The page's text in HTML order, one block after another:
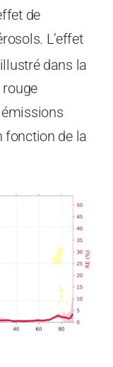
de
L’effet
dans la
émissions
fonction de la